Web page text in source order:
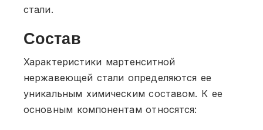
стали.
Состав
Характеристики мартенситной
нержавеющей стали определяются ее
уникальным химическим составом. К ее
основным компонентам относятся: